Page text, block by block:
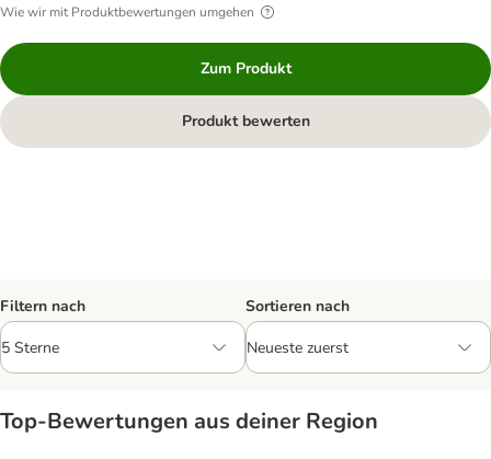
Wie wir mit Produktbewertungen umgehen
Zum Produkt
Produkt bewerten
Filtern nach Sortieren nach
Top‑Bewertungen aus deiner Region